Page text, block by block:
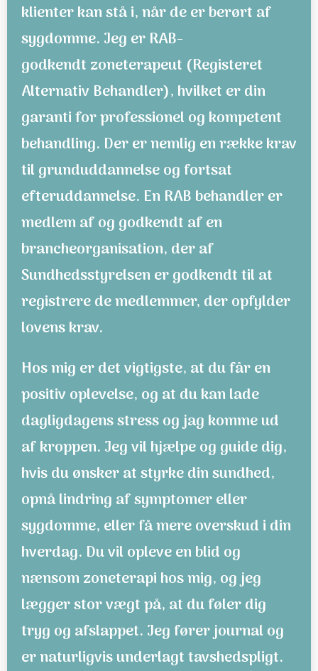
klienter kan stå i, når de er berørt af
sygdomme. Jeg er RAB-
godkendt zoneterapeut (Registeret
Alternativ Behandler), hvilket er din
garanti for professionel og kompetent
behandling. Der er nemlig en række krav
til grunduddannelse og fortsat
efteruddannelse. En RAB behandler er
medlem af og godkendt af en
brancheorganisation, der af
Sundhedsstyrelsen er godkendt til at
registrere de medlemmer, der opfylder
lovens krav.
Hos mig er det vigtigste, at du får en
positiv oplevelse, og at du kan lade
dagligdagens stress og jag komme ud
af kroppen. Jeg vil hjælpe og guide dig,
hvis du ønsker at styrke din sundhed,
opnå lindring af symptomer eller
sygdomme, eller få mere overskud i din
hverdag. Du vil opleve en blid og
nænsom zoneterapi hos mig, og jeg
lægger stor vægt på, at du føler dig
tryg og afslappet. Jeg fører journal og
er naturligvis underlagt tavshedspligt.